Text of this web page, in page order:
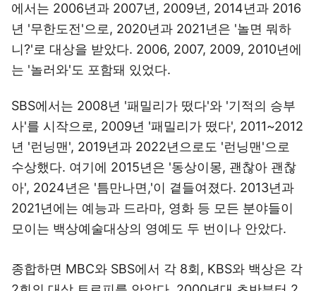
에서는 2006년과 2007년, 2009년, 2014년과 2016
년 '무한도전'으로, 2020년과 2021년은 '놀면 뭐하
니?'로 대상을 받았다. 2006, 2007, 2009, 2010년에
는 '놀러와'도 포함돼 있었다.
SBS에서는 2008년 '패밀리가 떴다'와 '기적의 승부
사'를 시작으로, 2009년 '패밀리가 떴다', 2011~2012
년 '런닝맨', 2019년과 2022년으로도 '런닝맨'으로
수상했다. 여기에 2015년은 '동상이몽, 괜찮아 괜찮
아', 2024년은 '틈만나면,'이 곁들여졌다. 2013년과
2021년에는 예능과 드라마, 영화 등 모든 분야들이
모이는 백상예술대상의 영예도 두 번이나 안았다.
종합하면 MBC와 SBS에서 각 8회, KBS와 백상은 각